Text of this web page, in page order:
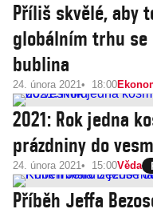
Příliš skvělé, aby
globálním trhu se
bublina
24. února 2021 18:00
2021: Rok jedna
prázdniny do
24. února 2021 15:00Věda
Příběh Jeffa